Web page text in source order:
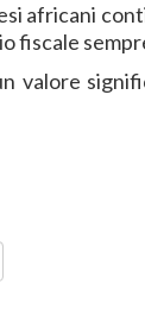
africani
fiscale
valore